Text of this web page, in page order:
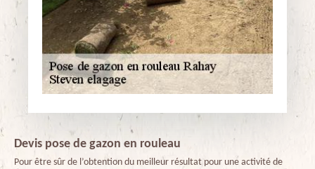
Devis pose de gazon en rouleau
Pour être sûr de l’obtention du meilleur résultat pour une activité de